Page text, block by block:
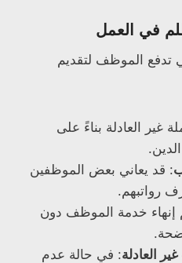
في العمل
تدفع الموظف لتقديم
غير العادلة بناءً على
: قد يعاني بعض الموظفين
رواتبهم.
إنهاء خدمة الموظف دون
العادلة: في حالة عدم